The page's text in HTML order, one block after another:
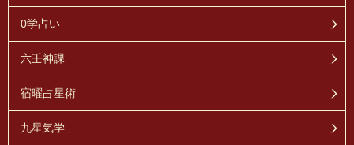
0学占い
六壬神課
宿曜占星術
九星気学